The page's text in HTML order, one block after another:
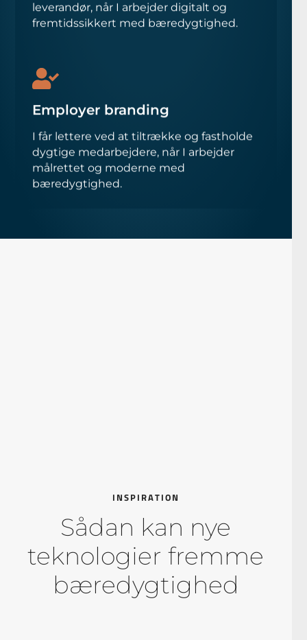
leverandør, når I arbejder digitalt og
fremtidssikkert med bæredygtighed.
Employer branding
I får lettere ved at tiltrække og fastholde
dygtige medarbejdere, når I arbejder
målrettet og moderne med
bæredygtighed.
INSPIRATION
Sådan kan nye
teknologier fremme
bæredygtighed